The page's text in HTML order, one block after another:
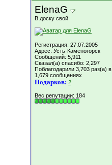
ElenaG
В доску свой
Регистрация: 27.07.2005
Адрес: Усть-Каменогорск
Сообщений: 5,911
Сказал(а) спасибо: 2,297
Поблагодарили 3,703 раз(а) в
1,679 сообщениях
Подарков: 2
Вес репутации: 184